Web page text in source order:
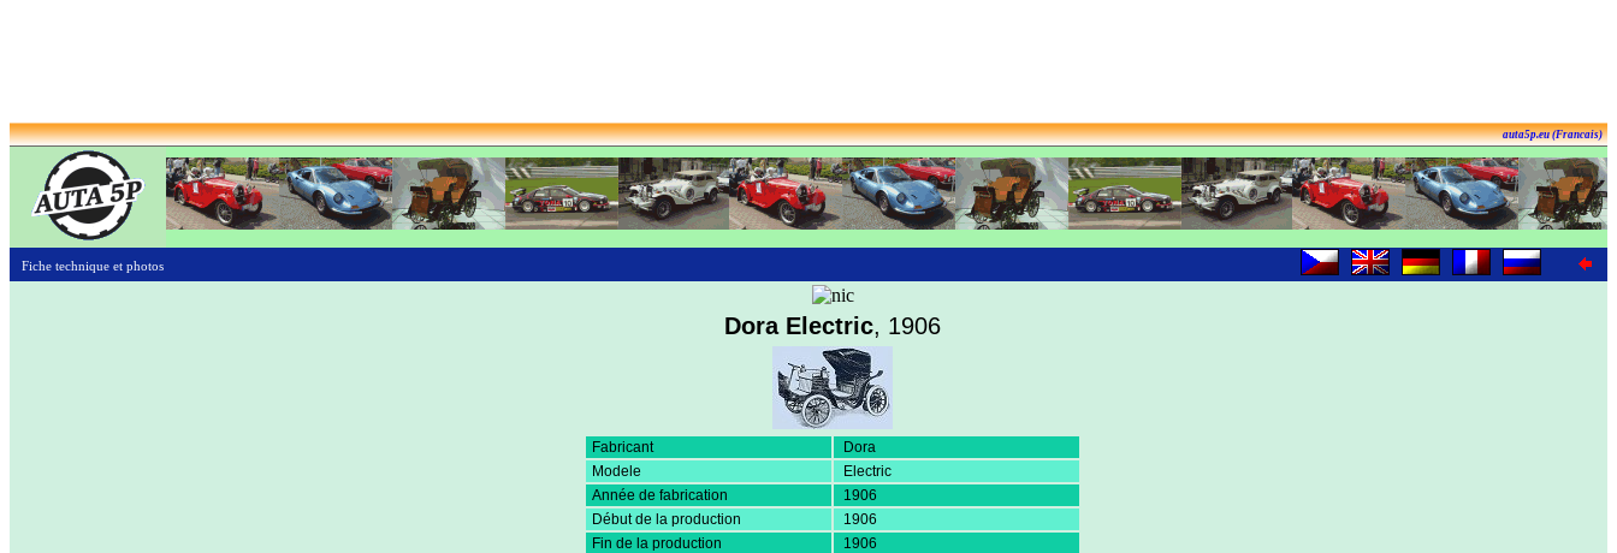
auta5p.eu (Francais)
Fiche technique et photos
Dora Electric, 1906
Fabricant
Dora
Modele
Electric
Année de fabrication
1906
Début de la production
1906
Fin de la production
1906